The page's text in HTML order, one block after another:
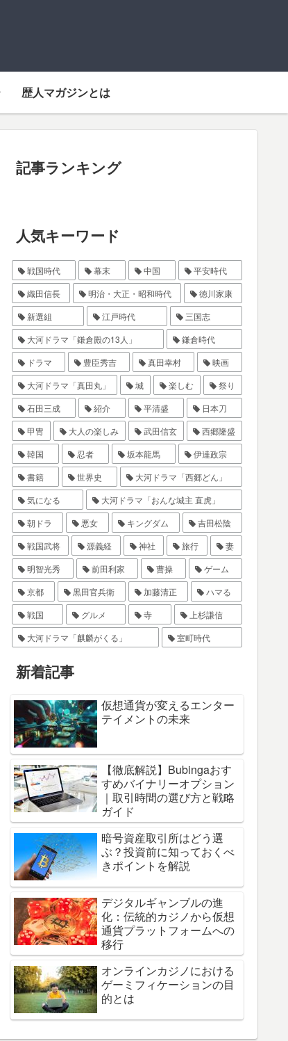
歴人マガジンとは
記事ランキング
人気キーワード
戦国時代 幕末 中国
平安時代
織田信長
明治・大正・昭和時代
徳川家康
新選組
江戸時代
三国志
大河ドラマ「鎌倉殿の13人」
鎌倉時代
ドラマ
豊臣秀吉 真田幸村
映画
大河ドラマ「真田丸」
城 楽しむ
祭り
石田三成
紹介 平清盛
日本刀
甲冑
大人の楽しみ 武田信玄
西郷隆盛
韓国
忍者 坂本龍馬
伊達政宗
書籍
世界史
大河ドラマ「西郷どん」
気になる
大河ドラマ「おんな城主 直虎」
朝ドラ
悪女 キングダム
吉田松陰
戦国武将
源義経 神社 旅行
妻
明智光秀
前田利家 曹操
ゲーム
京都
黒田官兵衛 加藤清正
ハマる
戦国
グルメ 寺
上杉謙信
大河ドラマ「麒麟がくる」
室町時代
新着記事
仮想通貨が変えるエンター
テイメントの未来
【徹底解説】Bubingaおす
すめバイナリーオプション
｜取引時間の選び方と戦略
ガイド
暗号資産取引所はどう選
ぶ？投資前に知っておくべ
きポイントを解説
デジタルギャンブルの進
化：伝統的カジノから仮想
通貨プラットフォームへの
移行
オンラインカジノにおける
ゲーミフィケーションの目
的とは